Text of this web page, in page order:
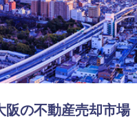
阪の不動産売却市場